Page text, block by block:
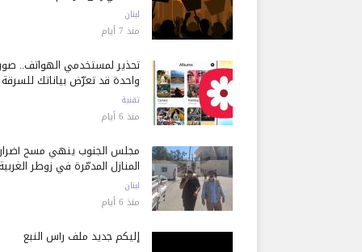
لبنان
منذ 7 أيام
تحذير لمستخدمي الهواتف..
واحدة قد تعرّض بياناتك للسرقة
تقنية
منذ 6 أيام
مجلس الجنوب ينهي مسح أضرار
المنازل المدمّرة في زوطر الغربية
لبنان
منذ 6 أيام
إليكم جديد ملف رأس النبع